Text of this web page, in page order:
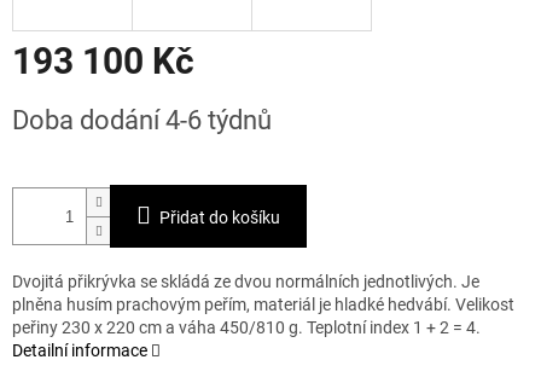
193 100 Kč
cena:
Doba dodání 4-6 týdnů
Přidat do košíku
Dvojitá přikrývka se skládá ze dvou normálních jednotlivých. Je
plněna husím prachovým peřím, materiál je hladké hedvábí. Velikost
peřiny 230 x 220 cm a váha 450/810 g. Teplotní index 1 + 2 = 4.
Detailní informace